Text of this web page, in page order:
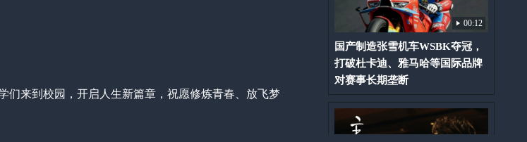
们来到校园，开启人生新篇章，祝愿修炼青春、放飞梦
00:12
国产制造张雪机车WSBK夺冠，
打破杜卡迪、雅马哈等国际品牌
对赛事长期垄断